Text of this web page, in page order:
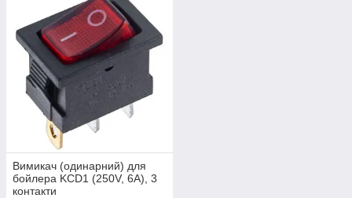
Вимикач (одинарний) для
бойлера KCD1 (250V, 6A), 3
контакти